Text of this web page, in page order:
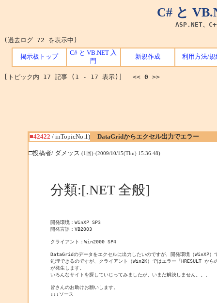
C# と
ASP.NET、
(過去ログ 72 を表示中)
掲示板トップ
C# と VB.NET 入
門
新規作成 利用方法/規
[トピック内 17 記事 (1 - 17 表示)] << 0 >>
■42422 / inTopicNo.1) DataGridからエクセル出力でエラー
□投稿者/ ダメッス (1回)-(2009/10/15(Thu) 15:36:48)
分類:[.NET 全般]
開発環境：WinXP SP3
開発言語：VB2003
クライアント：Win2000 SP4
DataGridのデータをエクセルに出力したいのですが、開発環境（WinXP）
処理できるのですが、クライアント（Win2K）ではエラー「HRESULT か
が発生します。
いろんなサイトを探していじってみましたが、いまだ解決しません。。。
皆さんのお助けお願いします。
↓↓↓ソース